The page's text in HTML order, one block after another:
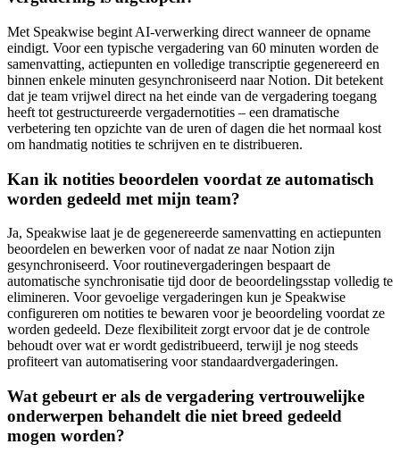
Met Speakwise begint AI-verwerking direct wanneer de opname
eindigt. Voor een typische vergadering van 60 minuten worden de
samenvatting, actiepunten en volledige transcriptie gegenereerd en
binnen enkele minuten gesynchroniseerd naar Notion. Dit betekent
dat je team vrijwel direct na het einde van de vergadering toegang
heeft tot gestructureerde vergadernotities – een dramatische
verbetering ten opzichte van de uren of dagen die het normaal kost
om handmatig notities te schrijven en te distribueren.
Kan ik notities beoordelen voordat ze automatisch
worden gedeeld met mijn team?
Ja, Speakwise laat je de gegenereerde samenvatting en actiepunten
beoordelen en bewerken voor of nadat ze naar Notion zijn
gesynchroniseerd. Voor routinevergaderingen bespaart de
automatische synchronisatie tijd door de beoordelingsstap volledig te
elimineren. Voor gevoelige vergaderingen kun je Speakwise
configureren om notities te bewaren voor je beoordeling voordat ze
worden gedeeld. Deze flexibiliteit zorgt ervoor dat je de controle
behoudt over wat er wordt gedistribueerd, terwijl je nog steeds
profiteert van automatisering voor standaardvergaderingen.
Wat gebeurt er als de vergadering vertrouwelijke
onderwerpen behandelt die niet breed gedeeld
mogen worden?